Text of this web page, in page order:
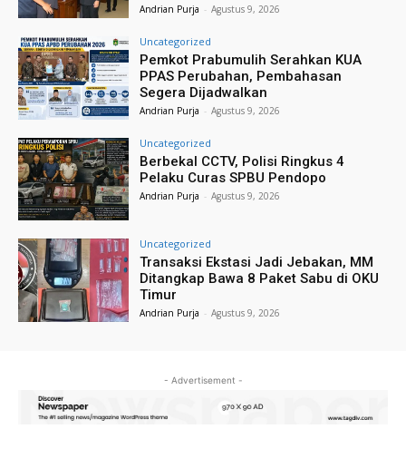
Andrian Purja - Agustus 9, 2026
Uncategorized
Pemkot Prabumulih Serahkan KUA
PPAS Perubahan, Pembahasan
Segera Dijadwalkan
Andrian Purja - Agustus 9, 2026
Uncategorized
Berbekal CCTV, Polisi Ringkus 4
Pelaku Curas SPBU Pendopo
Andrian Purja - Agustus 9, 2026
Uncategorized
Transaksi Ekstasi Jadi Jebakan, MM
Ditangkap Bawa 8 Paket Sabu di OKU
Timur
Andrian Purja - Agustus 9, 2026
- Advertisement -